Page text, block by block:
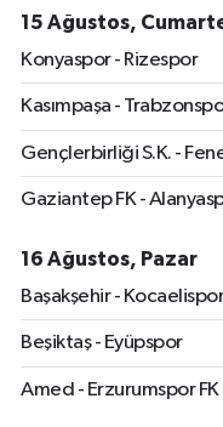
15 Ağustos,
Konyaspor - Rizespor
Kasımpaşa -
Gençlerbirliği S.K. -
Gaziantep FK -
16 Ağustos, Pazar
Başakşehir - Kocaelispor
Beşiktaş - Eyüpspor
Amed - Erzurumspor FK